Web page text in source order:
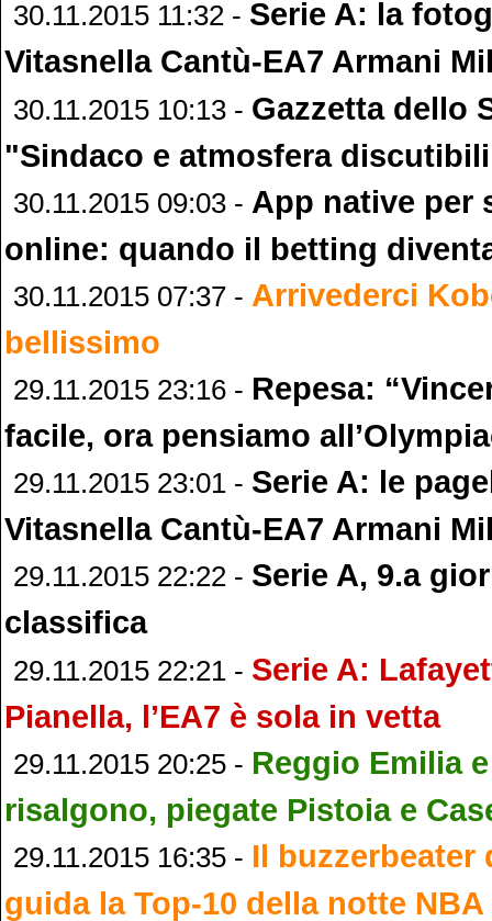
30.11.2015 11:32 - Serie A: la
Vitasnella Cantù-EA7 Armani
30.11.2015 10:13 - Gazzetta dello
"Sindaco e atmosfera
30.11.2015 09:03 - App native per
online: quando il betting
30.11.2015 07:37 - Arrivederci
bellissimo
29.11.2015 23:16 - Repesa:
facile, ora pensiamo
29.11.2015 23:01 - Serie A: le
Vitasnella Cantù-EA7 Armani
29.11.2015 22:22 - Serie A, 9.a
classifica
29.11.2015 22:21 - Serie A:
Pianella, l’EA7 è sola in vetta
29.11.2015 20:25 - Reggio Emilia
risalgono, piegate Pistoia e
29.11.2015 16:35 - Il buzzerbeater
guida la Top-10 della notte NBA